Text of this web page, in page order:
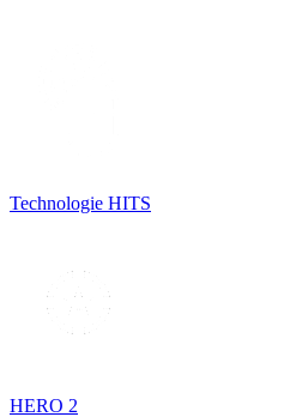
Technologie HITS
HERO 2